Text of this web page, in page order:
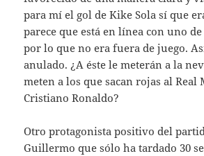
para mí el gol de Kike Sola sí que
parece que está en línea con uno
por lo que no era fuera de juego.
anulado. ¿A éste le meterán a la
meten a los que sacan rojas al Real
Cristiano Ronaldo?
Otro protagonista positivo del
Guillermo que sólo ha tardado 30